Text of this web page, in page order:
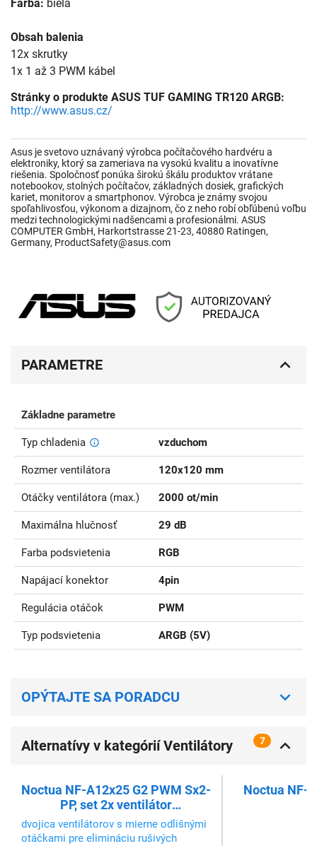
Farba: biela
Obsah balenia
12x skrutky
1x 1 až 3 PWM kábel
Stránky o produkte ASUS TUF GAMING TR120 ARGB:
http://www.asus.cz/
Asus je svetovo uznávaný výrobca počítačového hardvéru a
elektroniky, ktorý sa zameriava na vysokú kvalitu a inovatívne
riešenia. Spoločnosť ponúka širokú škálu produktov vrátane
notebookov, stolných počítačov, základných dosiek, grafických
kariet, monitorov a smartphonov. Výrobca je známy svojou
spoľahlivosťou, výkonom a dizajnom, čo z neho robí obľúbenú voľbu
medzi technologickými nadšencami a profesionálmi. ASUS
COMPUTER GmbH, Harkortstrasse 21-23, 40880 Ratingen,
Germany, ProductSafety@asus.com
PARAMETRE
Základne parametre
Typ chladenia vzduchom
Rozmer ventilátora 120x120 mm
Otáčky ventilátora (max.) 2000 ot/min
Maximálna hlučnosť 29 dB
Farba podsvietenia RGB
Napájací konektor 4pin
Regulácia otáčok PWM
Typ podsvietenia ARGB (5V)
OPÝTAJTE SA PORADCU
Alternatívy v kategórií Ventilátory
7
Noctua NF-A12x25 G2 PWM Sx2-
PP, set 2x ventilátor
120x120x25mm
dvojica ventilátorov s mierne odlišnými
otáčkami pre elimináciu rušivých
Noctua NF-